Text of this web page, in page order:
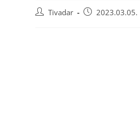
Tivadar 2023.03.05.